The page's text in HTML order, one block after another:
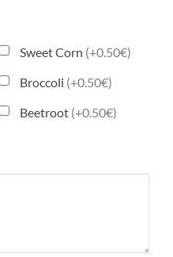
Sweet Corn (+0.50€)
Broccoli (+0.50€)
Beetroot (+0.50€)